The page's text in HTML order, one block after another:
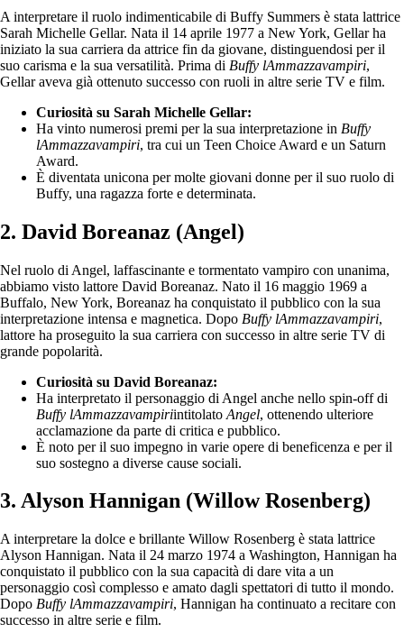
A interpretare il ruolo indimenticabile di Buffy Summers è stata lattrice
Sarah Michelle Gellar. Nata il 14 aprile 1977 a New York, Gellar ha
iniziato la sua carriera da attrice fin da giovane, distinguendosi per il
suo carisma e la sua versatilità. Prima di Buffy lAmmazzavampiri,
Gellar aveva già ottenuto successo con ruoli in altre serie TV e film.
Curiosità su Sarah Michelle Gellar:
Ha vinto numerosi premi per la sua interpretazione in Buffy
lAmmazzavampiri, tra cui un Teen Choice Award e un Saturn
Award.
È diventata unicona per molte giovani donne per il suo ruolo di
Buffy, una ragazza forte e determinata.
2. David Boreanaz (Angel)
Nel ruolo di Angel, laffascinante e tormentato vampiro con unanima,
abbiamo visto lattore David Boreanaz. Nato il 16 maggio 1969 a
Buffalo, New York, Boreanaz ha conquistato il pubblico con la sua
interpretazione intensa e magnetica. Dopo Buffy lAmmazzavampiri,
lattore ha proseguito la sua carriera con successo in altre serie TV di
grande popolarità.
Curiosità su David Boreanaz:
Ha interpretato il personaggio di Angel anche nello spin-off di
Buffy lAmmazzavampiriintitolato Angel, ottenendo ulteriore
acclamazione da parte di critica e pubblico.
È noto per il suo impegno in varie opere di beneficenza e per il
suo sostegno a diverse cause sociali.
3. Alyson Hannigan (Willow Rosenberg)
A interpretare la dolce e brillante Willow Rosenberg è stata lattrice
Alyson Hannigan. Nata il 24 marzo 1974 a Washington, Hannigan ha
conquistato il pubblico con la sua capacità di dare vita a un
personaggio così complesso e amato dagli spettatori di tutto il mondo.
Dopo Buffy lAmmazzavampiri, Hannigan ha continuato a recitare con
successo in altre serie e film.